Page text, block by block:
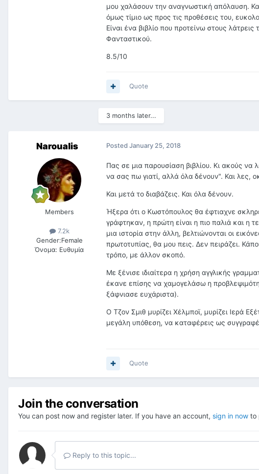
μου χαλάσουν την αναγνωστική απόλαυση. Και
όμως τίμιο ως προς τις προθέσεις του,
Είναι ένα βιβλίο που προτείνω στους
Φανταστικού.
8.5/10
Quote
3 months later...
Naroualis
Members
7.2k
Gender:Female
Όνομα: Ευθυμία
Posted January 25, 2018
Πας σε μια παρουσίαση βιβλίου. Κι ακούς να
να σας πω γιατί, αλλά όλα δένουν". Και λες,
Και μετά το διαβάζεις. Και όλα δένουν.
Ήξερα ότι ο Κωστόπουλος θα έφτιαχνε
γράφτηκαν, η πρώτη είναι η πιο παλιά και η
μια ιστορία στην άλλη, βελτιώνονται οι
πρωτοτυπίας, θα μου πεις. Δεν πειράζει.
τρόπο, με άλλον σκοπό.
Με ξένισε ιδιαίτερα η χρήση αγγλικής
έκανε επίσης να χαμογελάσω η
ξάφνιασε ευχάριστα).
Ο Τζον Σμιθ μυρίζει Χέλμποϊ, μυρίζει Ιερά
μεγάλη υπόθεση, να καταφέρεις ως
Quote
Join the conversation
You can post now and register later. If you have an account, sign in now to
Reply to this topic...